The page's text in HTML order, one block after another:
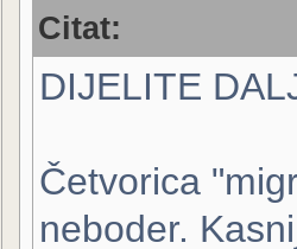
Citat:
DIJELITE
Četvorica
neboder.